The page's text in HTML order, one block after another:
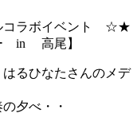
コラボイベント ☆★
in 高尾】
るひなたさんのメデ
夕べ・・